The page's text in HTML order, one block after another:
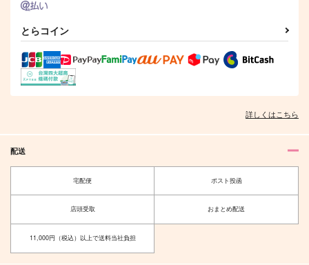
とらコイン
詳しくはこちら
配送
宅配便 ポスト投函
店頭受取 おまとめ配送
11,000円（税込）以上で送料当社負担